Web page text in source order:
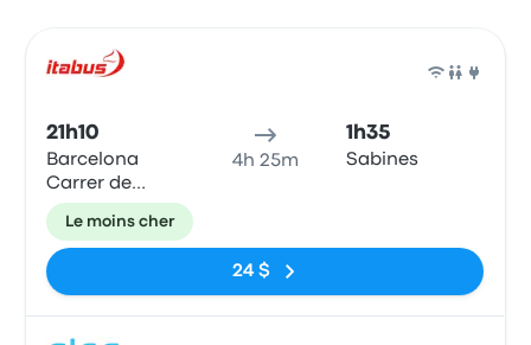
21h10
Barcelona
Carrer de
Ribes
4h 25m
1h35
Sabines
Le moins cher
24 $